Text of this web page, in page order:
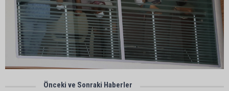
Önceki ve Sonraki Haberler